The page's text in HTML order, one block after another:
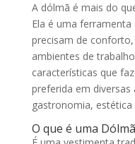
A dólmã é mais do
Ela é uma
precisam de
ambientes de
características que
preferida em
gastronomia,
O que é uma